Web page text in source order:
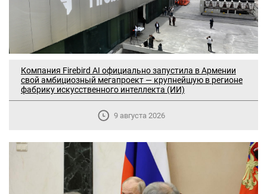
Компания Firebird AI официально запустила в Армении
свой амбициозный мегапроект — крупнейшую в регионе
фабрику искусственного интеллекта (ИИ)
9 августа 2026